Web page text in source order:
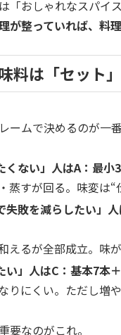
「おしゃれなスパイ
が整っていれば、料
料は「セット
ームで決めるのが一番
くない」人はA：最小
すが回る。味変は“
失敗を減らしたい」
るが全部成立。味が
い」人はC：基本7本
にくい。ただし増や
要なのがこれ。